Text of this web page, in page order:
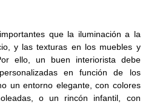
que la iluminación a la
y las texturas en los muebles y
ello, un buen interiorista debe
en función de los
un entorno elegante, con colores
o un rincón infantil, con